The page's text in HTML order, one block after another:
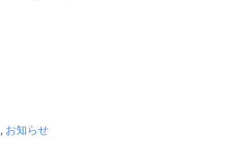
, お知らせ